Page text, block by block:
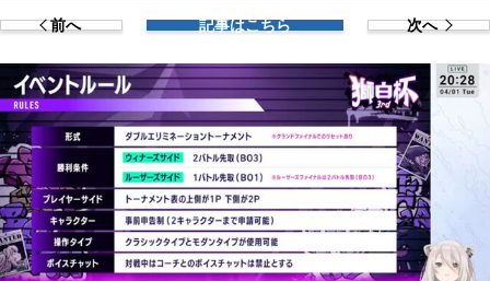
前へ 記事はこちら 次へ